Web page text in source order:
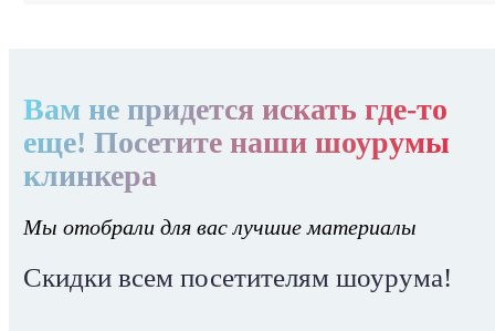
Вам не придется искать где-то
еще! Посетите наши шоурумы
клинкера
Мы отобрали для вас лучшие материалы
Скидки всем посетителям шоурума!